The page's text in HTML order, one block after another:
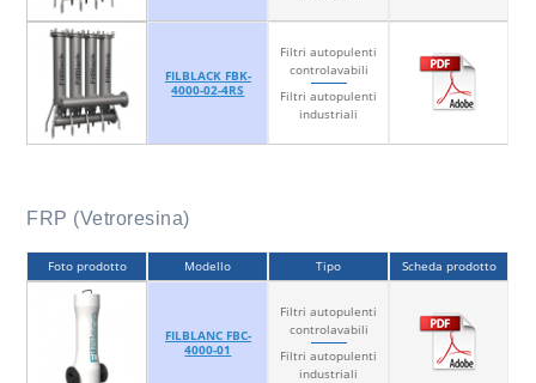
FILBLACK FBK-
4000-02-4RS
Filtri autopulenti
controlavabili
Filtri autopulenti
industriali
FRP (Vetroresina)
Foto prodotto Modello Tipo Scheda prodotto
FILBLANC FBC-
4000-01
Filtri autopulenti
controlavabili
Filtri autopulenti
industriali